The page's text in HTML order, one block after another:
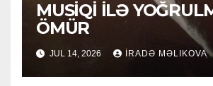
MUSİQİ İLƏ
ÖMÜR
JUL 14, 2026 İRADƏ MƏLIKOVA